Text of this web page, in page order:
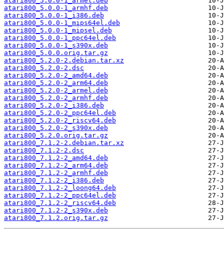
atari800_5.0.0-1_armhf.deb
atari800_5.0.0-1_i386.deb
atari800_5.0.0-1_mips64el.deb
atari800_5.0.0-1_mipsel.deb
atari800_5.0.0-1_ppc64el.deb
atari800_5.0.0-1_s390x.deb
atari800_5.0.0.orig.tar.gz
atari800_5.2.0-2.debian.tar.xz
atari800_5.2.0-2.dsc
atari800_5.2.0-2_amd64.deb
atari800_5.2.0-2_arm64.deb
atari800_5.2.0-2_armel.deb
atari800_5.2.0-2_armhf.deb
atari800_5.2.0-2_i386.deb
atari800_5.2.0-2_ppc64el.deb
atari800_5.2.0-2_riscv64.deb
atari800_5.2.0-2_s390x.deb
atari800_5.2.0.orig.tar.gz
atari800_7.1.2-2.debian.tar.xz
atari800_7.1.2-2.dsc
atari800_7.1.2-2_amd64.deb
atari800_7.1.2-2_arm64.deb
atari800_7.1.2-2_armhf.deb
atari800_7.1.2-2_i386.deb
atari800_7.1.2-2_loong64.deb
atari800_7.1.2-2_ppc64el.deb
atari800_7.1.2-2_riscv64.deb
atari800_7.1.2-2_s390x.deb
atari800_7.1.2.orig.tar.gz